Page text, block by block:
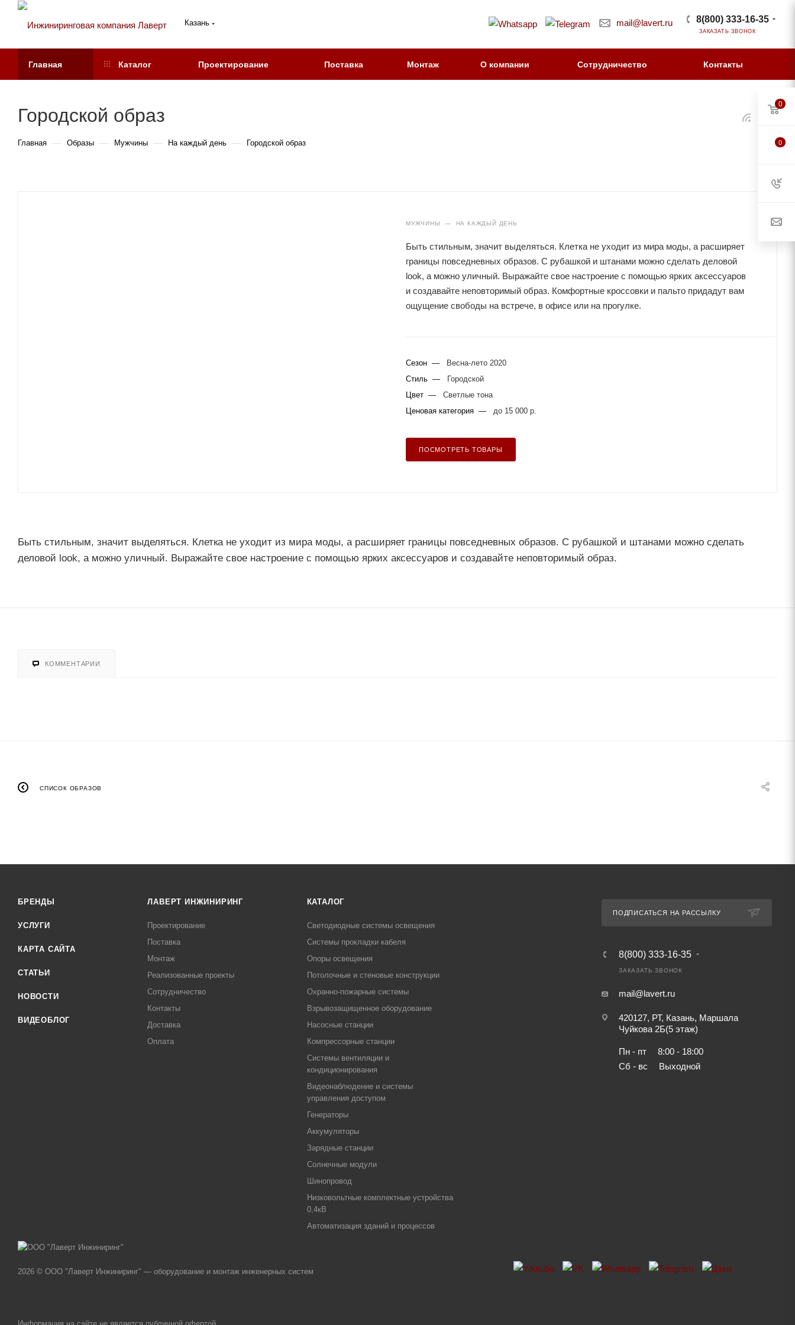
Казань mail@lavert.ru 8(800) 333-16-35
ЗАКАЗАТЬ ЗВОНОК
Главная Каталог Проектирование Поставка Монтаж О компании Сотрудничество Контакты
Городской образ
Главная — Образы — Мужчины — На каждый день — Городской образ
МУЖЧИНЫ— НА КАЖДЫЙ ДЕНЬ
Быть стильным, значит выделяться. Клетка не уходит из мира моды, а расширяет
границы повседневных образов. С рубашкой и штанами можно сделать деловой
look, а можно уличный. Выражайте свое настроение с помощью ярких аксессуаров
и создавайте неповторимый образ. Комфортные кроссовки и пальто придадут вам
ощущение свободы на встрече, в офисе или на прогулке.
Сезон —
Весна-лето 2020
Стиль —
Городской
Цвет —
Светлые тона
Ценовая категория — до 15 000 р.
ПОСМОТРЕТЬ ТОВАРЫ
Быть стильным, значит выделяться. Клетка не уходит из мира моды, а расширяет границы повседневных образов. С рубашкой и штанами можно сделать
деловой look, а можно уличный. Выражайте свое настроение с помощью ярких аксессуаров и создавайте неповторимый образ.
КОММЕНТАРИИ
СПИСОК ОБРАЗОВ
БРЕНДЫ
УСЛУГИ
КАРТА САЙТА
СТАТЬИ
НОВОСТИ
ВИДЕОБЛОГ
ЛАВЕРТ ИНЖИНИРИНГ
Проектирование
Поставка
Монтаж
Реализованные проекты
Сотрудничество
Контакты
Доставка
Оплата
КАТАЛОГ
Светодиодные системы освещения
Системы прокладки кабеля
Опоры освещения
Потолочные и стеновые конструкции
Охранно-пожарные системы
Взрывозащищенное оборудование
Насосные станции
Компрессорные станции
Системы вентиляции и
кондиционирования
Видеонаблюдение и системы
управления доступом
Генераторы
Аккумуляторы
Зарядные станции
Солнечные модули
Шинопровод
Низковольтные комплектные устройства
0,4кВ
Автоматизация зданий и процессов
ПОДПИСАТЬСЯ НА РАССЫЛКУ
8(800) 333-16-35
ЗАКАЗАТЬ ЗВОНОК
mail@lavert.ru
420127, РТ, Казань, Маршала
Чуйкова 2Б(5 этаж)
Пн - пт
8:00 - 18:00
Сб - вс
Выходной
2026 © ООО "Лаверт Инжиниринг" — оборудование и монтаж инженерных систем
0
0